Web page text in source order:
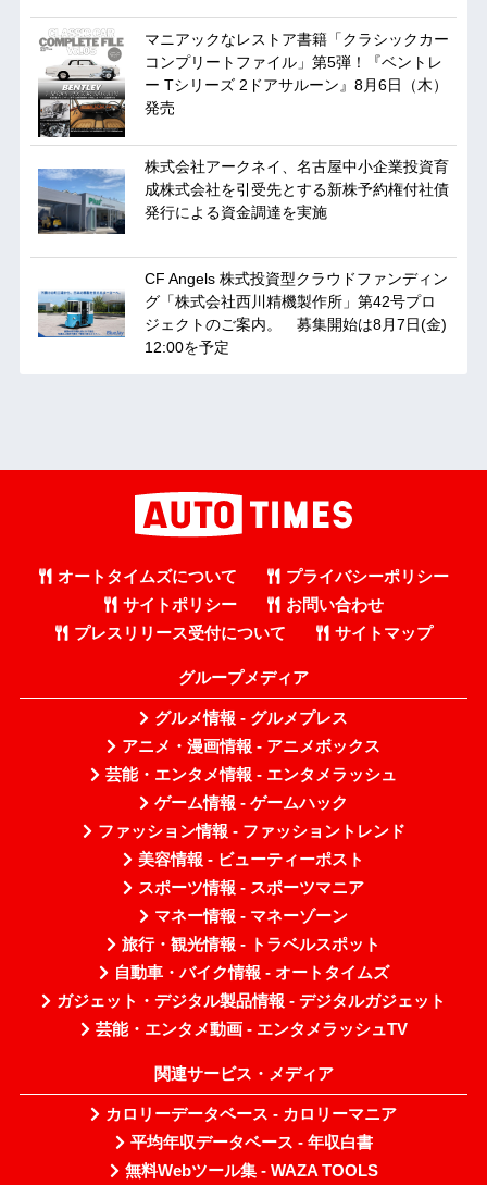
マニアックなレストア書籍「クラシックカー
コンプリートファイル」第5弾！『ベントレ
ー Tシリーズ 2ドアサルーン』8月6日（木）
発売
株式会社アークネイ、名古屋中小企業投資育
成株式会社を引受先とする新株予約権付社債
発行による資金調達を実施
CF Angels 株式投資型クラウドファンディン
グ「株式会社西川精機製作所」第42号プロ
ジェクトのご案内。 募集開始は8月7日(金)
12:00を予定
オートタイムズについて
プライバシーポリシー
サイトポリシー
お問い合わせ
プレスリリース受付について
サイトマップ
グループメディア
グルメ情報 - グルメプレス
アニメ・漫画情報 - アニメボックス
芸能・エンタメ情報 - エンタメラッシュ
ゲーム情報 - ゲームハック
ファッション情報 - ファッショントレンド
美容情報 - ビューティーポスト
スポーツ情報 - スポーツマニア
マネー情報 - マネーゾーン
旅行・観光情報 - トラベルスポット
自動車・バイク情報 - オートタイムズ
ガジェット・デジタル製品情報 - デジタルガジェット
芸能・エンタメ動画 - エンタメラッシュTV
関連サービス・メディア
カロリーデータベース - カロリーマニア
平均年収データベース - 年収白書
無料Webツール集 - WAZA TOOLS